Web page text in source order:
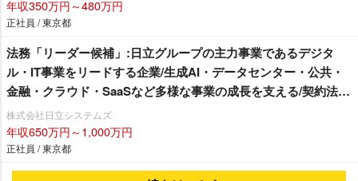
年収350万円～480万円
正社員 / 東京都
法務「リーダー候補」:日立グループの主力事業であるデジタ
ル・IT事業をリードする企業/生成AI・データセンター・公共・
金融・クラウド・SaaSなど多様な事業の成長を支える/契約法務
中心/システムインテグレータ・ソフトハウス
株式会社日立システムズ
年収650万円～1,000万円
正社員 / 東京都